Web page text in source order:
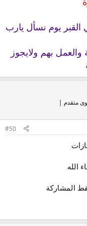
القبر يوم نسأل يارب
والعمل بهم ولايجوز
متقدم |
#50
الله
المشاركة